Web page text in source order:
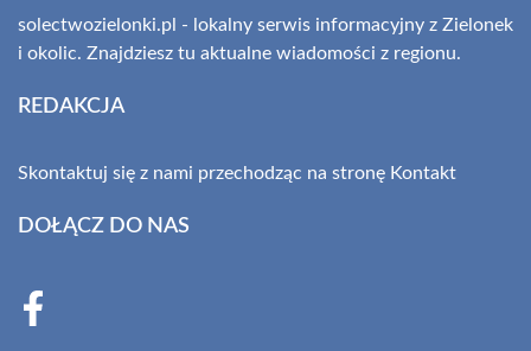
solectwozielonki.pl - lokalny serwis informacyjny z Zielonek
i okolic. Znajdziesz tu aktualne wiadomości z regionu.
REDAKCJA
Skontaktuj się z nami przechodząc na stronę Kontakt
DOŁĄCZ DO NAS